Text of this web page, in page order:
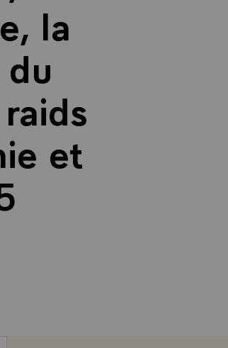
la
et